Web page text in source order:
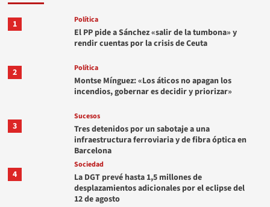
1 Política
El PP pide a Sánchez «salir de la tumbona» y
rendir cuentas por la crisis de Ceuta
2 Política
Montse Mínguez: «Los áticos no apagan los
incendios, gobernar es decidir y priorizar»
3
Sucesos
Tres detenidos por un sabotaje a una
infraestructura ferroviaria y de fibra óptica en
Barcelona
4
Sociedad
La DGT prevé hasta 1,5 millones de
desplazamientos adicionales por el eclipse del
12 de agosto